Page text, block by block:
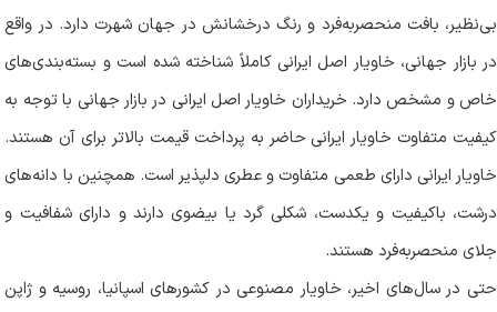
بی‌نظیر، بافت منحصربه‌فرد و رنگ درخشانش در جهان شهرت دارد. در واقع
در بازار جهانی، خاویار اصل ایرانی کاملاً شناخته‌ شده است و بسته‌بندی‌های
خاص و مشخص دارد. خریداران خاویار اصل ایرانی در بازار جهانی با توجه به
کیفیت متفاوت خاویار ایرانی حاضر به پرداخت قیمت بالاتر برای آن هستند.
خاویار ایرانی دارای طعمی متفاوت و عطری دلپذیر است. همچنین با دانه‌های
درشت، باکیفیت و یکدست، شکلی گرد یا بیضوی دارند و دارای شفافیت و
جلای منحصربه‌فرد هستند.
حتی در سال‌های اخیر، خاویار مصنوعی در کشورهای اسپانیا، روسیه و ژاپن